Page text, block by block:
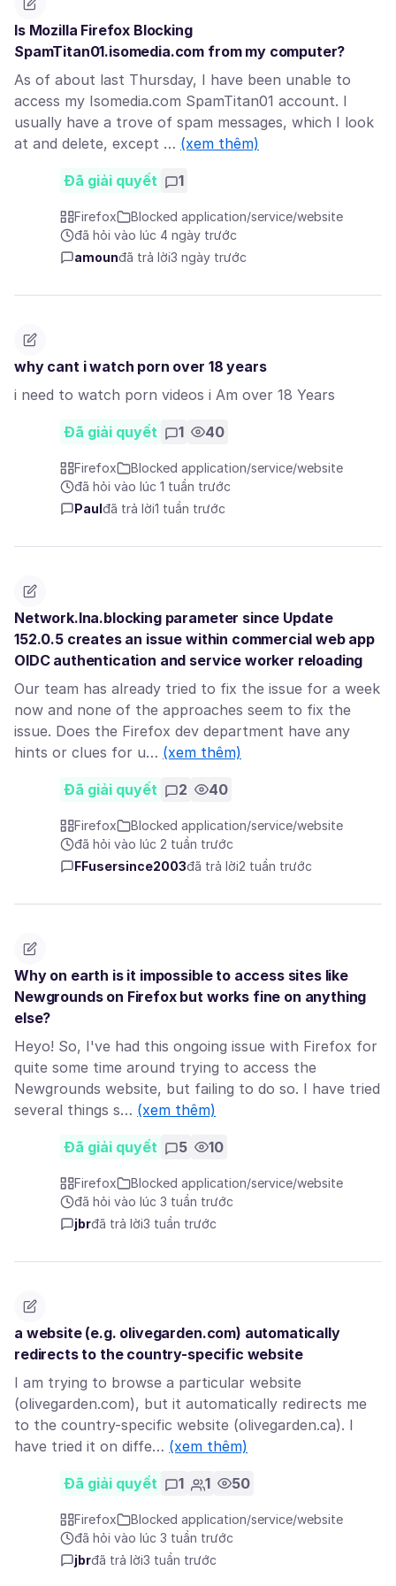
Is Mozilla Firefox Blocking
SpamTitan01.isomedia.com from my computer?
As of about last Thursday, I have been unable to
access my Isomedia.com SpamTitan01 account. I
usually have a trove of spam messages, which I look
at and delete, except … (xem thêm)
Đã giải quyết 1
Firefox
Blocked application/service/website
đã hỏi vào lúc 4 ngày trước
amounđã trả lời3 ngày trước
why cant i watch porn over 18 years
i need to watch porn videos i Am over 18 Years
Đã giải quyết 1 40
Firefox
Blocked application/service/website
đã hỏi vào lúc 1 tuần trước
Paul đã trả lời1 tuần trước
Network.lna.blocking parameter since Update
152.0.5 creates an issue within commercial web app
OIDC authentication and service worker reloading
Our team has already tried to fix the issue for a week
now and none of the approaches seem to fix the
issue. Does the Firefox dev department have any
hints or clues for u… (xem thêm)
Đã giải quyết 2 40
Firefox
Blocked application/service/website
đã hỏi vào lúc 2 tuần trước
FFusersince2003đã trả lời2 tuần trước
Why on earth is it impossible to access sites like
Newgrounds on Firefox but works fine on anything
else?
Heyo! So, I've had this ongoing issue with Firefox for
quite some time around trying to access the
Newgrounds website, but failing to do so. I have tried
several things s… (xem thêm)
Đã giải quyết 5 10
Firefox
Blocked application/service/website
đã hỏi vào lúc 3 tuần trước
jbrđã trả lời3 tuần trước
a website (e.g. olivegarden.com) automatically
redirects to the country-specific website
I am trying to browse a particular website
(olivegarden.com), but it automatically redirects me
to the country-specific website (olivegarden.ca). I
have tried it on diffe… (xem thêm)
Đã giải quyết 1 1 50
Firefox
Blocked application/service/website
đã hỏi vào lúc 3 tuần trước
jbrđã trả lời3 tuần trước